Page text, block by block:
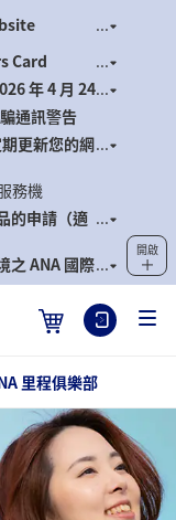
Card
年 4 月 24
通訊警告
更新您的網
務機
的申請（適
之 ANA 國際
開啟
里程俱樂部
起 經濟艙 | 優惠購票
款及細則約束。